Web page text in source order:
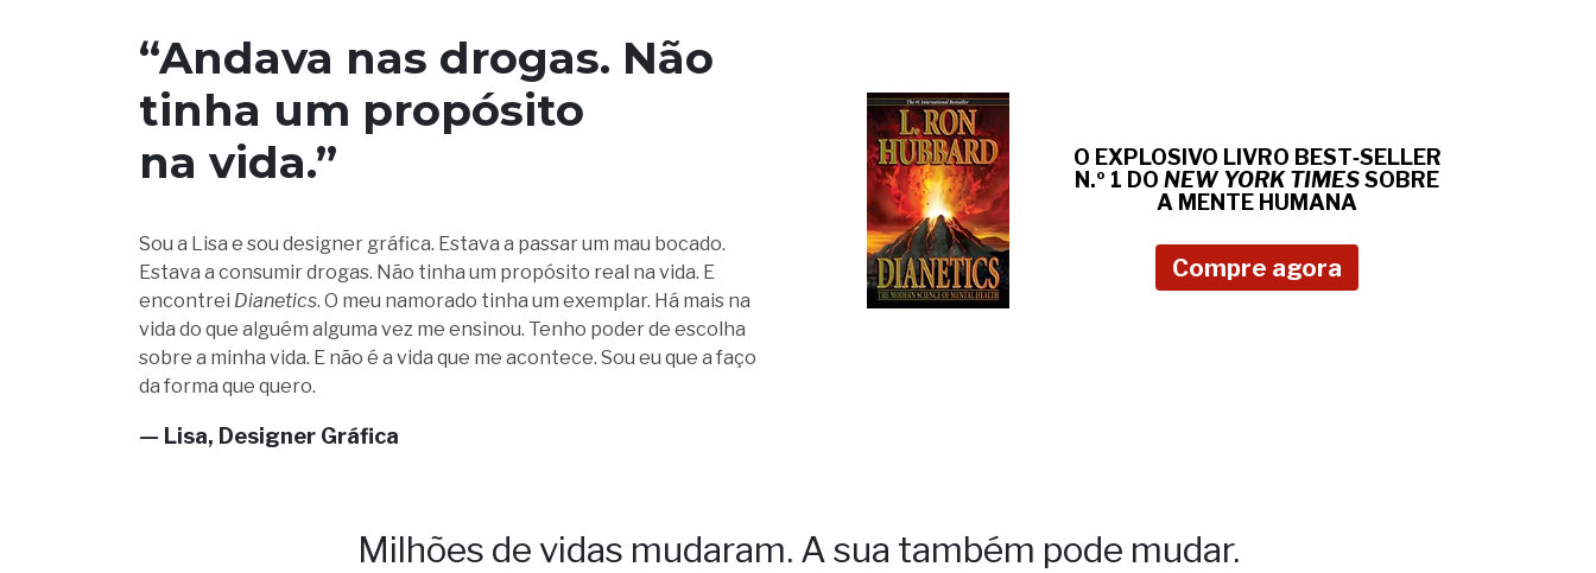
“Andava nas drogas. Não
tinha um propósito
na vida.”
Sou a Lisa e sou designer gráfica. Estava a passar um mau bocado.
Estava a consumir drogas. Não tinha um propósito real na vida. E
encontrei Dianetics. O meu namorado tinha um exemplar. Há mais na
vida do que alguém alguma vez me ensinou. Tenho poder de escolha
sobre a minha vida. E não é a vida que me acontece. Sou eu que a faço
da forma que quero.
— Lisa, Designer Gráfica
O EXPLOSIVO LIVRO BEST‑SELLER
N.º 1 DO NEW YORK TIMESSOBRE
A MENTE HUMANA
Compre agora
Milhões de vidas mudaram. A sua também pode mudar.